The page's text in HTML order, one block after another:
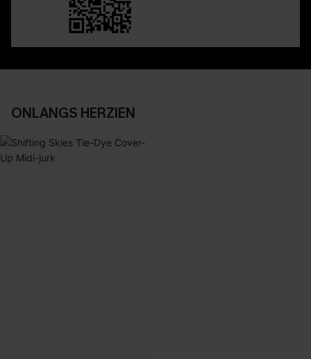
ONLANGS HERZIEN